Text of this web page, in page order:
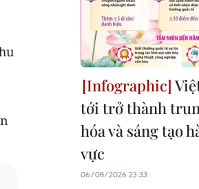
tới trở thành
hóa và sáng tạo
vực
06/08/2026 23:33